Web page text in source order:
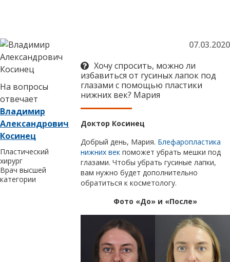
На вопросы
отвечает
Владимир
Александрович
Косинец
Пластический
хирург
Врач высшей
категории
07.03.2020
Хочу спросить, можно ли
избавиться от гусиных лапок под
глазами с помощью пластики
нижних век? Мария
Доктор Косинец
Добрый день, Мария. Блефаропластика
нижних векпоможет убрать мешки под
глазами. Чтобы убрать гусиные лапки,
вам нужно будет дополнительно
обратиться к косметологу.
Фото «До» и «После»